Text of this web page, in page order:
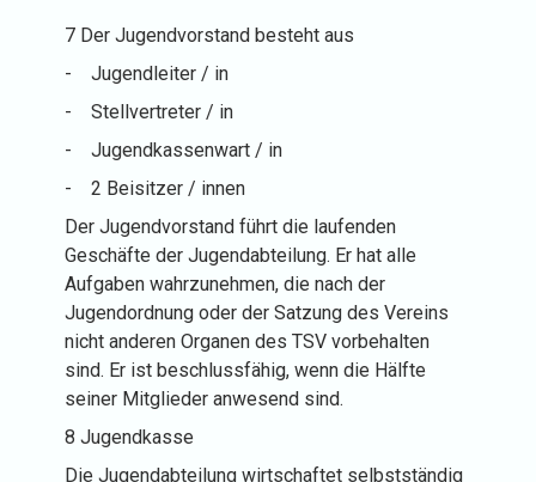
7 Der Jugendvorstand besteht aus
-
Jugendleiter / in
-
Stellvertreter / in
-
Jugendkassenwart / in
-
2 Beisitzer / innen
Der Jugendvorstand führt die laufenden
Geschäfte der Jugendabteilung. Er hat alle
Aufgaben wahrzunehmen, die nach der
Jugendordnung oder der Satzung des Vereins
nicht anderen Organen des TSV vorbehalten
sind. Er ist beschlussfähig, wenn die Hälfte
seiner Mitglieder anwesend sind.
8 Jugendkasse
Die Jugendabteilung wirtschaftet selbstständig